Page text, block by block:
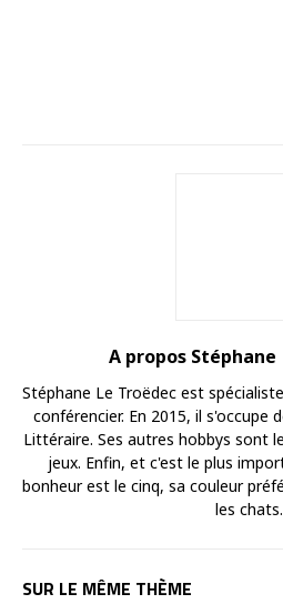
A propos Stéphane
Stéphane Le Troëdec est
conférencier. En 2015, il s'occupe
Littéraire. Ses autres hobbys sont
jeux. Enfin, et c'est le plus
bonheur est le cinq, sa couleur
les chats.
SUR LE MÊME THÈME